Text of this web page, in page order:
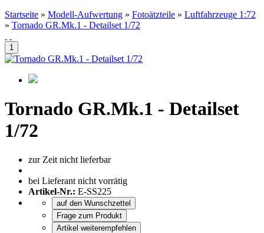
Startseite » Modell-Aufwertung » Fotoätzteile » Luftfahrzeuge 1:72
» Tornado GR.Mk.1 - Detailset 1/72
Tornado GR.Mk.1 - Detailset
1/72
zur Zeit nicht lieferbar
bei Lieferant nicht vorrätig
Artikel-Nr.: E-SS225
auf den Wunschzettel
Frage zum Produkt
Artikel weiterempfehlen